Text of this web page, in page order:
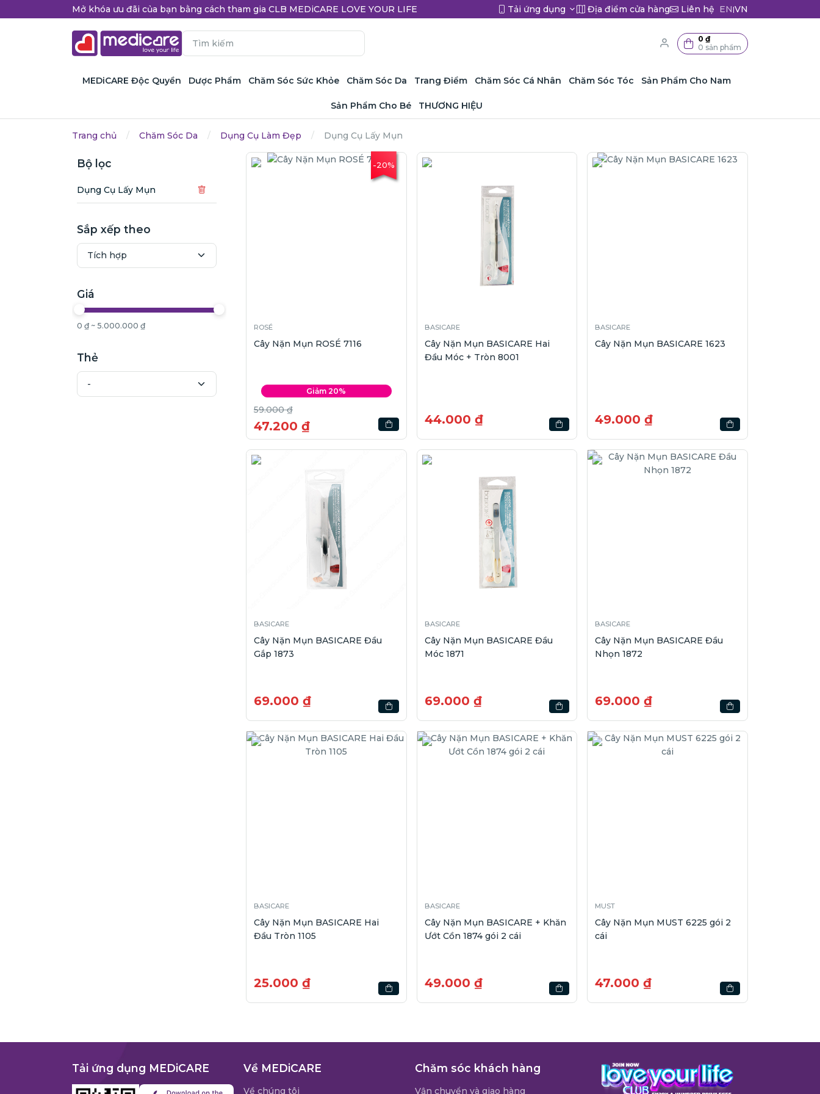
Mở khóa ưu đãi của bạn bằng cách tham gia CLB MEDiCARE LOVE YOUR LIFE Tải ứng dụng Địa điểm cửa hàng Liên hệ EN|VN
0 ₫
0 sản phẩm
MEDiCARE Độc Quyền Dược Phẩm Chăm Sóc Sức Khỏe Chăm Sóc Da Trang Điểm Chăm Sóc Cá Nhân Chăm Sóc Tóc Sản Phẩm Cho Nam
Sản Phẩm Cho Bé THƯƠNG HIỆU
Trang chủ Chăm Sóc Da Dụng Cụ Làm Đẹp Dụng Cụ Lấy Mụn
Bộ lọc
Dụng Cụ Lấy Mụn
Sắp xếp theo
Giá
0 ₫ ~ 5.000.000 ₫
Thẻ
-20%
ROSÉ
Cây Nặn Mụn ROSÉ 7116
Giảm 20%
59.000 ₫
47.200 ₫
BASICARE
Cây Nặn Mụn BASICARE Hai
Đầu Móc + Tròn 8001
44.000 ₫
BASICARE
Cây Nặn Mụn BASICARE 1623
49.000 ₫
BASICARE
Cây Nặn Mụn BASICARE Đầu
Gắp 1873
69.000 ₫
BASICARE
Cây Nặn Mụn BASICARE Đầu
Móc 1871
69.000 ₫
BASICARE
Cây Nặn Mụn BASICARE Đầu
Nhọn 1872
69.000 ₫
BASICARE
Cây Nặn Mụn BASICARE Hai
Đầu Tròn 1105
25.000 ₫
BASICARE
Cây Nặn Mụn BASICARE + Khăn
Ướt Cồn 1874 gói 2 cái
49.000 ₫
MUST
Cây Nặn Mụn MUST 6225 gói 2
cái
47.000 ₫
Tải ứng dụng MEDiCARE Về MEDiCARE
Về chúng tôi
Chăm sóc khách hàng
Vận chuyển và giao hàng